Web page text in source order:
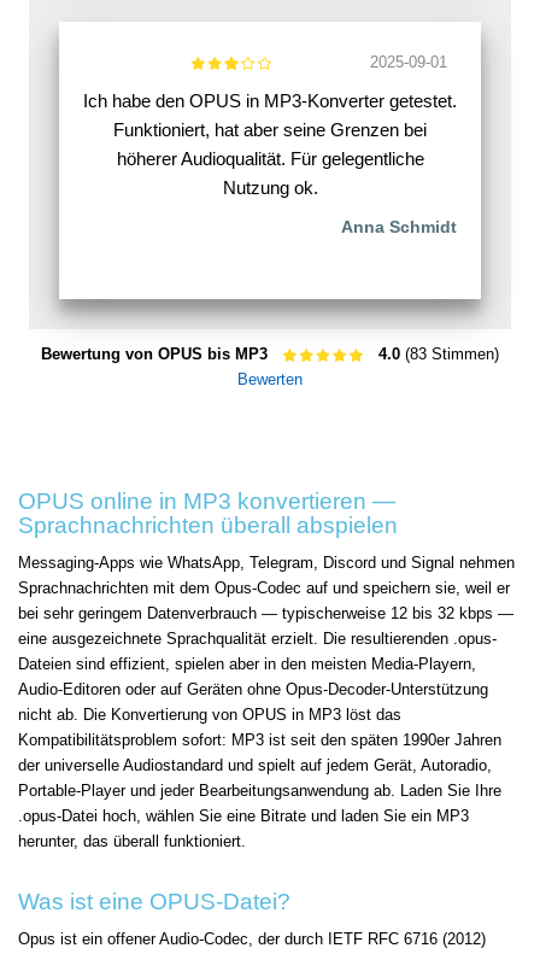
2025-09-01
Ich habe den OPUS in MP3-Konverter getestet.
Funktioniert, hat aber seine Grenzen bei
höherer Audioqualität. Für gelegentliche
Nutzung ok.
Anna Schmidt
Bewertung von OPUS bis MP3 4.0 (83 Stimmen)
Bewerten
OPUS online in MP3 konvertieren —
Sprachnachrichten überall abspielen
Messaging-Apps wie WhatsApp, Telegram, Discord und Signal nehmen
Sprachnachrichten mit dem Opus-Codec auf und speichern sie, weil er
bei sehr geringem Datenverbrauch — typischerweise 12 bis 32 kbps —
eine ausgezeichnete Sprachqualität erzielt. Die resultierenden .opus-
Dateien sind effizient, spielen aber in den meisten Media-Playern,
Audio-Editoren oder auf Geräten ohne Opus-Decoder-Unterstützung
nicht ab. Die Konvertierung von OPUS in MP3 löst das
Kompatibilitätsproblem sofort: MP3 ist seit den späten 1990er Jahren
der universelle Audiostandard und spielt auf jedem Gerät, Autoradio,
Portable-Player und jeder Bearbeitungsanwendung ab. Laden Sie Ihre
.opus-Datei hoch, wählen Sie eine Bitrate und laden Sie ein MP3
herunter, das überall funktioniert.
Was ist eine OPUS-Datei?
Opus ist ein offener Audio-Codec, der durch IETF RFC 6716 (2012)